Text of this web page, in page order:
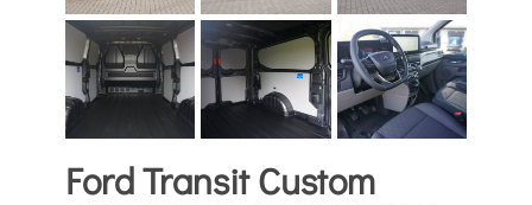
Ford Transit Custom